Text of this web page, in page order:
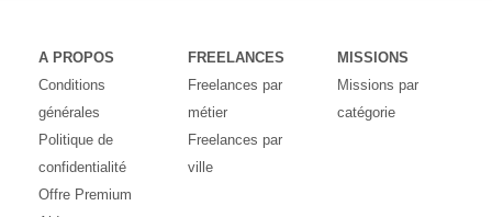
A PROPOS
Conditions
générales
Politique de
confidentialité
Offre Premium
FREELANCES
Freelances par
métier
Freelances par
ville
MISSIONS
Missions par
catégorie